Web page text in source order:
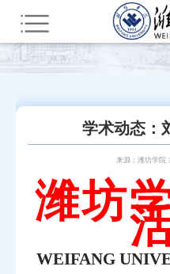
您所在的位置：首页 新闻中心 通知公告
学术动态：
来源：潍坊学院
潍坊
WEIFANG